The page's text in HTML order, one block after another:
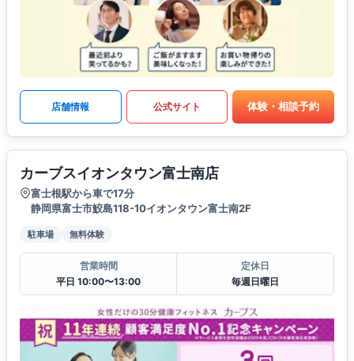
店舗情報 公式サイト 体験・相談予約
カーブスイオンタウン富士南店
富士根駅から車で17分
静岡県富士市鮫島118-10イオンタウン富士南2F
駐車場 無料体験
営業時間
平日 10:00〜13:00
定休日
毎週日曜日